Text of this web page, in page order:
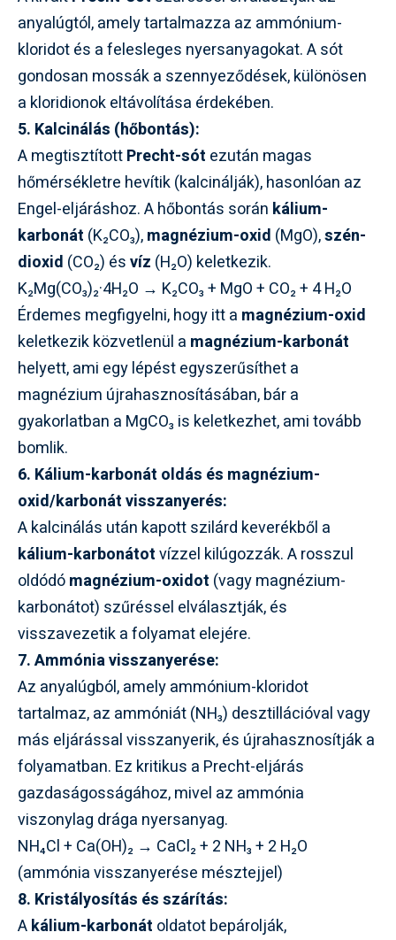
anyalúgtól, amely tartalmazza az ammónium-
kloridot és a felesleges nyersanyagokat. A sót
gondosan mossák a szennyeződések, különösen
a kloridionok eltávolítása érdekében.
5. Kalcinálás (hőbontás):
A megtisztítottPrecht-sót ezután magas
hőmérsékletre hevítik (kalcinálják), hasonlóan az
Engel-eljáráshoz. A hőbontás során kálium-
karbonát (K₂CO₃),magnézium-oxid (MgO),szén-
dioxid (CO₂) ésvíz (H₂O) keletkezik.
K₂Mg(CO₃)₂·4H₂O → K₂CO₃ + MgO + CO₂ + 4 H₂O
Érdemes megfigyelni, hogy itt a magnézium-oxid
keletkezik közvetlenül a magnézium-karbonát
helyett, ami egy lépést egyszerűsíthet a
magnézium újrahasznosításában, bár a
gyakorlatban a MgCO₃ is keletkezhet, ami tovább
bomlik.
6. Kálium-karbonát oldás és magnézium-
oxid/karbonát visszanyerés:
A kalcinálás után kapott szilárd keverékből a
kálium-karbonátotvízzel kilúgozzák. A rosszul
oldódómagnézium-oxidot (vagy magnézium-
karbonátot) szűréssel elválasztják, és
visszavezetik a folyamat elejére.
7. Ammónia visszanyerése:
Az anyalúgból, amely ammónium-kloridot
tartalmaz, az ammóniát (NH₃) desztillációval vagy
más eljárással visszanyerik, és újrahasznosítják a
folyamatban. Ez kritikus a Precht-eljárás
gazdaságosságához, mivel az ammónia
viszonylag drága nyersanyag.
NH₄Cl + Ca(OH)₂ → CaCl₂ + 2 NH₃ + 2 H₂O
(ammónia visszanyerése mésztejjel)
8. Kristályosítás és szárítás:
Akálium-karbonát oldatot bepárolják,